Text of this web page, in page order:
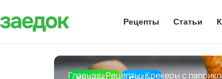
Рецепты Статьи
Главная»Рецепты»Крекеры с